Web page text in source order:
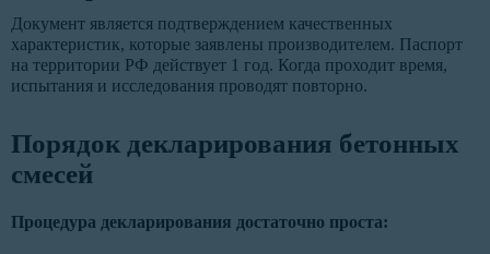
Документ является подтверждением качественных
характеристик, которые заявлены производителем. Паспорт
на территории РФ действует 1 год. Когда проходит время,
испытания и исследования проводят повторно.
Порядок декларирования бетонных
смесей
Процедура декларирования достаточно проста: